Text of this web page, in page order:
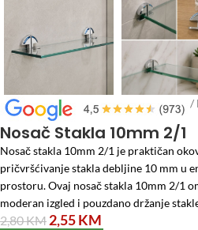
Početna/Repromaterijal za Namještaj /
Nosač Stakla 10mm 2/1
Nosač stakla 10mm 2/1 je praktičan
pričvršćivanje stakla debljine 10 mm u
prostoru. Ovaj nosač stakla 10mm 2/1
moderan izgled i pouzdano držanje
2,80KM 2,55KM